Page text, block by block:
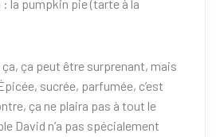
la pumpkin pie (tarte à la
ça peut être surprenant, mais
sucrée, parfumée, c’est
ça ne plaira pas à tout le
David n’a pas spécialement